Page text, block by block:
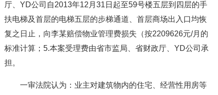
厅、YD公司自2013年12月31日起至59号楼五层到四层的手
扶电梯及首层的电梯五层的步梯通道、首层商场出入口均恢
复之日止，向李某赔偿物业管理费损失（按2209626元/月的
标准计算；5.本案受理费由省市监局、省财政厅、YD公司承
担。
一审法院认为：业主对建筑物内的住宅、经营性用房等